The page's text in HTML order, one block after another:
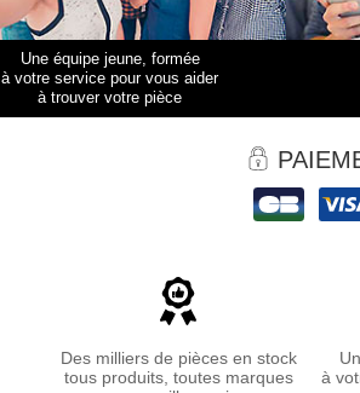
Une équipe jeune, formée
à votre service pour vous aider
à trouver votre pièce
Des milliers de pièces en stock
tous produits, toutes marques
à